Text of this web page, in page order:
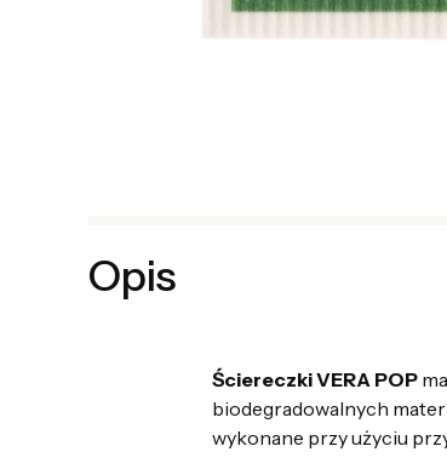
Opis
Ściereczki VERA POP
biodegradowalnych
wykonane przy użyciu